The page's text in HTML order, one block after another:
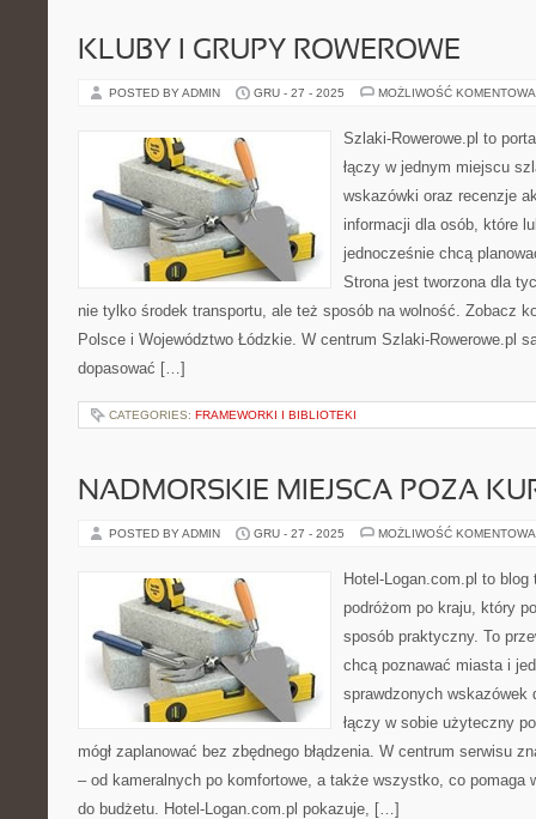
KLUBY I GRUPY ROWEROWE
POSTED BY ADMIN GRU - 27 - 2025 MOŻLIWOŚĆ
Szlaki-Rowerowe.pl to
łączy w jednym miejscu
wskazówki oraz recenzje
informacji dla osób, które
jednocześnie chcą
Strona jest tworzona dla
nie tylko środek transportu, ale też sposób na wolność. Zobacz
Polsce i Województwo Łódzkie. W centrum Szlaki-Rowerowe.pl
dopasować […]
CATEGORIES: FRAMEWORKI I BIBLIOTEKI
NADMORSKIE MIEJSCA POZA
POSTED BY ADMIN GRU - 27 - 2025 MOŻLIWOŚĆ
Hotel-Logan.com.pl to
podróżom po kraju, który
sposób praktyczny. To
chcą poznawać miasta i
sprawdzonych
łączy w sobie użyteczny
mógł zaplanować bez zbędnego błądzenia. W centrum serwisu
– od kameralnych po komfortowe, a także wszystko, co pomaga
do budżetu. Hotel-Logan.com.pl pokazuje, […]